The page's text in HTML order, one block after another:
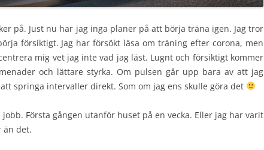
på. Just nu har jag inga planer på att börja träna igen. Jag tror
försiktigt. Jag har försökt läsa om träning efter corona, men
mig vet jag inte vad jag läst. Lugnt och försiktigt kommer
och lättare styrka. Om pulsen går upp bara av att jag
springa intervaller direkt. Som om jag ens skulle göra det
Första gången utanför huset på en vecka. Eller jag har varit
än det.